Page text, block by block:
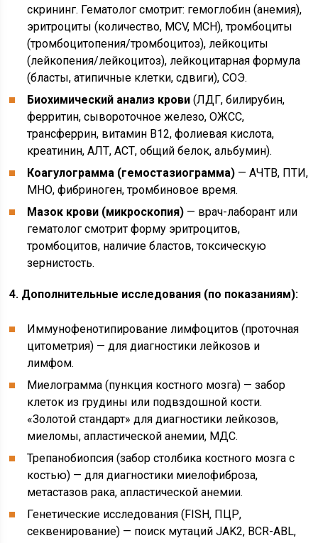
скрининг. Гематолог смотрит: гемоглобин (анемия),
эритроциты (количество, MCV, MCH), тромбоциты
(тромбоцитопения/тромбоцитоз), лейкоциты
(лейкопения/лейкоцитоз), лейкоцитарная формула
(бласты, атипичные клетки, сдвиги), СОЭ.
Биохимический анализ крови (ЛДГ, билирубин,
ферритин, сывороточное железо, ОЖСС,
трансферрин, витамин В12, фолиевая кислота,
креатинин, АЛТ, АСТ, общий белок, альбумин).
Коагулограмма (гемостазиограмма) — АЧТВ, ПТИ,
МНО, фибриноген, тромбиновое время.
Мазок крови (микроскопия) — врач-лаборант или
гематолог смотрит форму эритроцитов,
тромбоцитов, наличие бластов, токсическую
зернистость.
4. Дополнительные исследования (по показаниям):
Иммунофенотипирование лимфоцитов (проточная
цитометрия) — для диагностики лейкозов и
лимфом.
Миелограмма (пункция костного мозга) — забор
клеток из грудины или подвздошной кости.
«Золотой стандарт» для диагностики лейкозов,
миеломы, апластической анемии, МДС.
Трепанобиопсия (забор столбика костного мозга с
костью) — для диагностики миелофиброза,
метастазов рака, апластической анемии.
Генетические исследования (FISH, ПЦР,
секвенирование) — поиск мутаций JAK2, BCR-ABL,